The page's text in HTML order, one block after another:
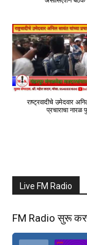
FM Radio सुरू
Ad Here